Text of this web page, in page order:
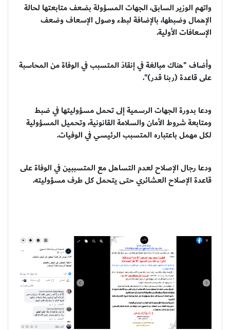
واتهم الوزير السابق، الجهات المسؤولة بضعف متابعتها لحالة
الإهمال وضبطها، بالإضافة لبطء وصول الإسعاف وضعف
الإسعافات الأولية.
وأضاف "هناك مبالغة في إنقاذ المتسبب في الوفاة من المحاسبة
على قاعدة (ربنا قدر)".
ودعا بدورة الجهات الرسمية إلى تحمل مسؤوليتها في ضبط
ومتابعة شروط الأمان والسلامة القانونية، وتحميل المسؤولية
لكل مهمل باعتباره المتسبب الرئيسي في الوفيات.
ودعا رجال الإصلاح لعدم التساهل مع المتسببين في الوفاة على
قاعدة الإصلاح العشائري حتى يتحمل كل طرف مسؤوليته.